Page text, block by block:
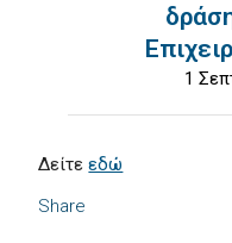
1
Share
Δείτεεδώ